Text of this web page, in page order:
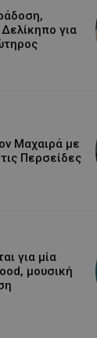
για
Μαχαιρά με
Περσείδες
για μία
μουσική